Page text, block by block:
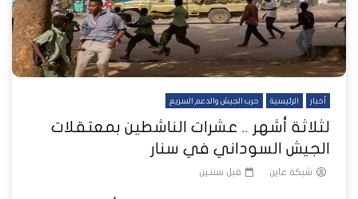
أخبار الرئيسية حرب الجيش والدعم السريع
لثلاثة أشهر .. عشرات الناشطين بمعتقلات
الجيش السوداني في سنار
شبكة عاين قبل سنتين